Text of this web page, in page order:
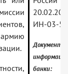
ИН-03-
Документ
банки: